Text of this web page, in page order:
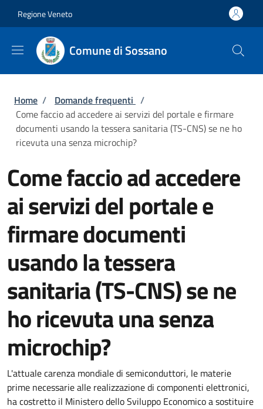
Regione Veneto
Comune di Sossano
Briciole di pane
Home / Domande frequenti /
Come faccio ad accedere ai servizi del portale e firmare
documenti usando la tessera sanitaria (TS-CNS) se ne ho
ricevuta una senza microchip?
Come faccio ad accedere
ai servizi del portale e
firmare documenti
usando la tessera
sanitaria (TS-CNS) se ne
ho ricevuta una senza
microchip?
L'attuale carenza mondiale di semiconduttori, le materie
prime necessarie alle realizzazione di componenti elettronici,
ha costretto il Ministero dello Sviluppo Economico a sostituire